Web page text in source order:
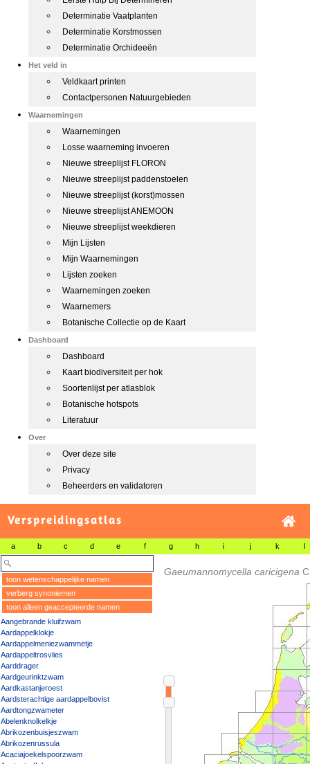
Determinatie Vaatplanten
Determinatie Korstmossen
Determinatie Orchideeën
Het veld in
Veldkaart printen
Contactpersonen Natuurgebieden
Waarnemingen
Waarnemingen
Losse waarneming invoeren
Nieuwe streeplijst FLORON
Nieuwe streeplijst paddenstoelen
Nieuwe streeplijst (korst)mossen
Nieuwe streeplijst ANEMOON
Nieuwe streeplijst weekdieren
Mijn Lijsten
Mijn Waarnemingen
Lijsten zoeken
Waarnemingen zoeken
Waarnemers
Botanische Collectie op de Kaart
Dashboard
Dashboard
Kaart biodiversiteit per hok
Soortenlijst per atlasblok
Botanische hotspots
Literatuur
Over
Over deze site
Privacy
Beheerders en validatoren
Verspreidingsatlas
a b c d e f g h i j k l
toon wetenschappelijke namen
verberg synoniemen
toon alleen geaccepteerde namen
Aangebrande kluifzwam
Aardappelklokje
Aardappelmeniezwammetje
Aardappeltrosvlies
Aarddrager
Aardgeurinktzwam
Aardkastanjeroest
Aardsterachtige aardappelbovist
Aardtongzwameter
Abelenknolkelkje
Abrikozenbuisjeszwam
Abrikozenrussula
Acaciajoekelspoorzwam
Gaeumannomycella caricigena